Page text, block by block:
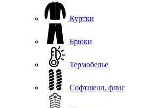
Куртки
Брюки
Термобелье
Софтшелл, флис